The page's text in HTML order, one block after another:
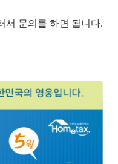
서 문의를 하면 됩니다.